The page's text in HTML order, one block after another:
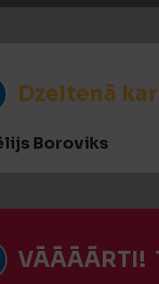
Dzeltenā
Boroviks
VĀĀĀĀRTI!